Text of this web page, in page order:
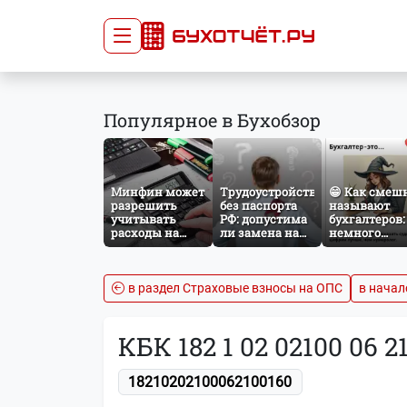
Главная
Сдать отчёт
Тарифы
Оплата
Популярное в Бухобзор
Минфин может
разрешить
учитывать
расходы на
защиту от
расчёте налога
на прибыль
Трудоустройство
без паспорта
РФ: допустима
ли замена на
загранпаспорт?
😁 Как
называют
бухгалтеров:
немного
в раздел Страховые взносы на ОПС
в
КБК 182 1 02 02100 06
18210202100062100160